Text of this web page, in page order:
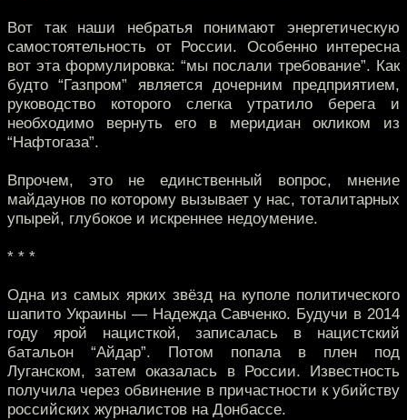
Вот так наши небратья понимают энергетическую
самостоятельность от России. Особенно интересна
вот эта формулировка: “мы послали требование”. Как
будто “Газпром” является дочерним предприятием,
руководство которого слегка утратило берега и
необходимо вернуть его в меридиан окликом из
“Нафтогаза”.
Впрочем, это не единственный вопрос, мнение
майдаунов по которому вызывает у нас, тоталитарных
упырей, глубокое и искреннее недоумение.
* * *
Одна из самых ярких звёзд на куполе политического
шапито Украины — Надежда Савченко. Будучи в 2014
году ярой нацисткой, записалась в нацистский
батальон “Айдар”. Потом попала в плен под
Луганском, затем оказалась в России. Известность
получила через обвинение в причастности к убийству
российских журналистов на Донбассе.